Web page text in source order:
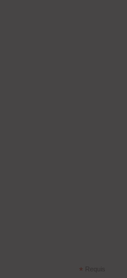
* Requis